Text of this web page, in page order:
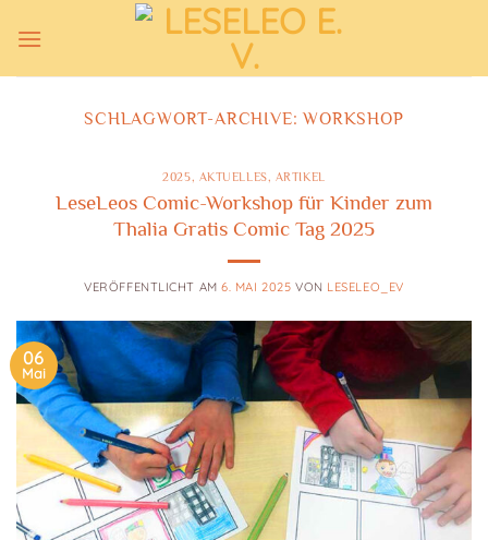
Inhalt
SCHLAGWORT-ARCHIVE:WORKSHOP
2025, AKTUELLES, ARTIKEL
LeseLeos Comic-Workshop für Kinder zum
Thalia Gratis Comic Tag 2025
VERÖFFENTLICHT AM6. MAI 2025 VON LESELEO_EV
06
Mai